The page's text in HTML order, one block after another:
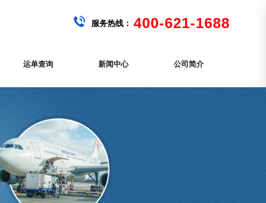
服务热线： 400-621-1688
运单查询 新闻中心 公司简介